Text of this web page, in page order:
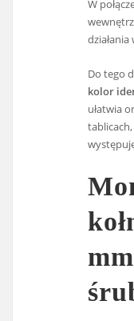
W
Do tego
kolor
ułatwia